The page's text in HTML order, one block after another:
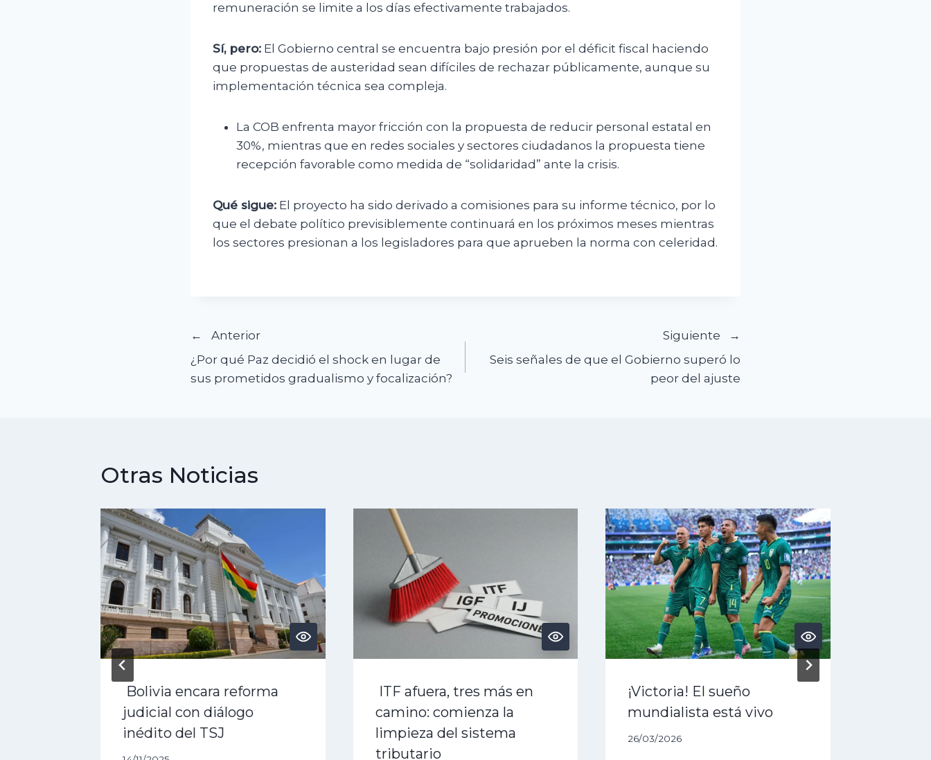
remuneración se limite a los días efectivamente trabajados.
Sí, pero: El Gobierno central se encuentra bajo presión por el déficit fiscal haciendo
que propuestas de austeridad sean difíciles de rechazar públicamente, aunque su
implementación técnica sea compleja.
La COB enfrenta mayor fricción con la propuesta de reducir personal estatal en
30%, mientras que en redes sociales y sectores ciudadanos la propuesta tiene
recepción favorable como medida de “solidaridad” ante la crisis.
Qué sigue: El proyecto ha sido derivado a comisiones para su informe técnico, por lo
que el debate político previsiblemente continuará en los próximos meses mientras
los sectores presionan a los legisladores para que aprueben la norma con celeridad.
Navegación
de
Anterior
¿Por qué Paz decidió el shock en lugar de
sus prometidos gradualismo y focalización?
Siguiente
Seis señales de que el Gobierno superó lo
peor del ajuste
Otras Noticias
Bolivia encara reforma
judicial con diálogo
inédito del TSJ
ITF afuera, tres más en
camino: comienza la
limpieza del sistema
tributario
¡Victoria! El sueño
mundialista está vivo
26/03/2026